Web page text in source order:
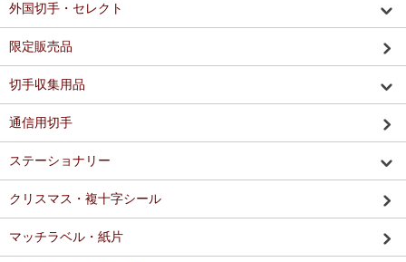
外国切手・セレクト
限定販売品
切手収集用品
通信用切手
ステーショナリー
クリスマス・複十字シール
マッチラベル・紙片